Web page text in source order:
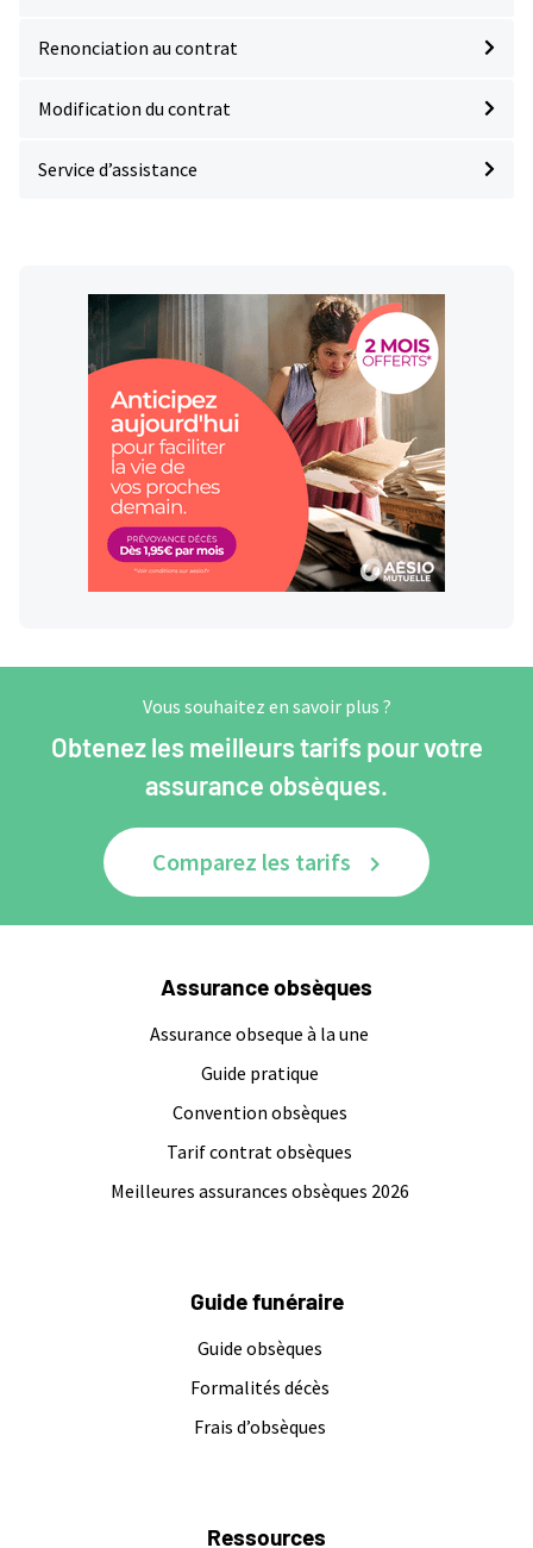
Renonciation au contrat
Modification du contrat
Service d’assistance
Vous souhaitez en savoir plus ?
Obtenez les meilleurs tarifs pour votre
assurance obsèques.
Comparez les tarifs
Assurance obsèques
Assurance obseque à la une
Guide pratique
Convention obsèques
Tarif contrat obsèques
Meilleures assurances obsèques 2026
Guide funéraire
Guide obsèques
Formalités décès
Frais d’obsèques
Ressources